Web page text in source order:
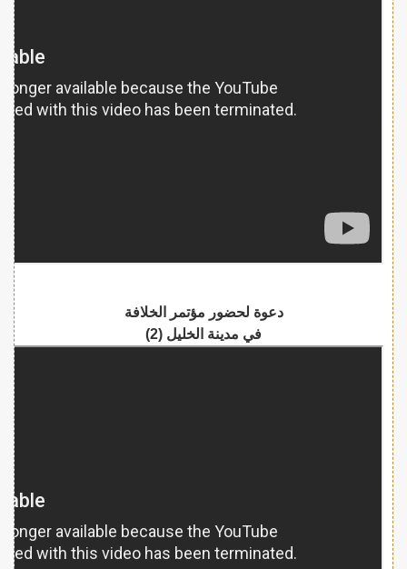
دعوة لحضور مؤتمر الخلافة
في مدينة الخليل (2)